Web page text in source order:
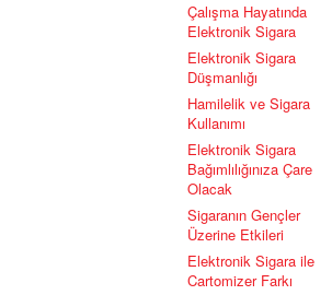
Çalışma Hayatında
Elektronik Sigara
Elektronik Sigara
Düşmanlığı
Hamilelik ve Sigara
Kullanımı
Elektronik Sigara
Bağımlılığınıza Çare
Olacak
Sigaranın Gençler
Üzerine Etkileri
Elektronik Sigara ile
Cartomizer Farkı